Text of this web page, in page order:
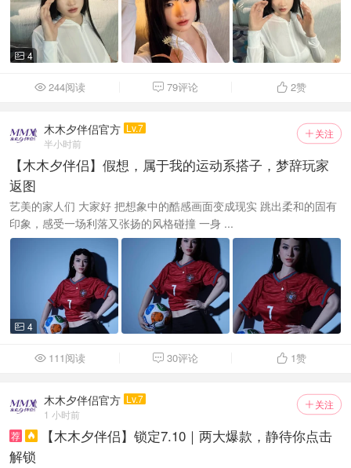
 4
244阅读  79评论  2赞
 关注
木木夕伴侣官方 Lv.7
半小时前
【木木夕伴侣】假想，属于我的运动系搭子，梦辞玩家
返图
艺美的家人们 大家好 把想象中的酷感画面变成现实 跳出柔和的固有
印象，感受一场利落又张扬的风格碰撞 一身 ...
 4
 111阅读  30评论  1赞
 关注
木木夕伴侣官方 Lv.7
1 小时前
荐

【木木夕伴侣】锁定7.10｜两大爆款，静待你点击
解锁